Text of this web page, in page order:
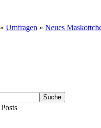
» Umfragen » Neues
Suche
Posts